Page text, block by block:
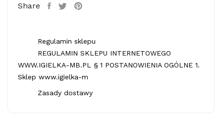
Share
Regulamin sklepu
REGULAMIN SKLEPU INTERNETOWEGO
WWW.IGIELKA-MB.PL § 1 POSTANOWIENIA OGÓLNE 1.
Sklep www.igielka-m
Zasady dostawy